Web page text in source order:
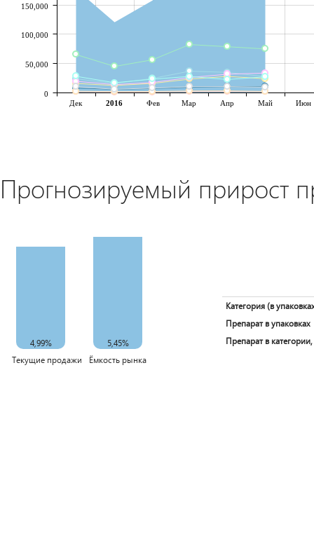
Дек 2016 Фев Мар Апр Май Июн
0
50,000
100,000
150,000
Прогнозируемый прирост
4,99%
Текущие продажи
5,45%
Ёмкость рынка
Категория (в
Препарат в упаковках
Препарат в категории,